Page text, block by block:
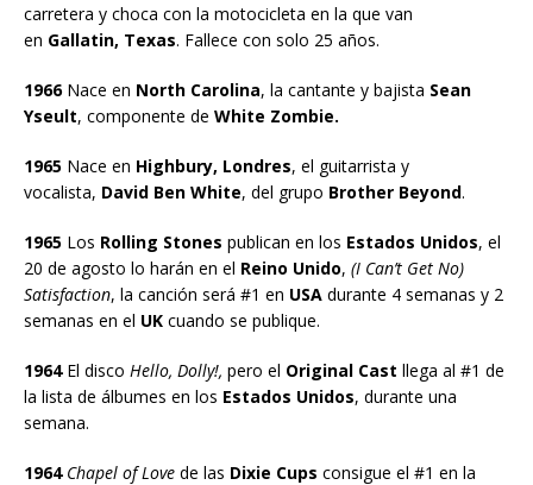
carretera y choca con la motocicleta en la que van
en Gallatin, Texas. Fallece con solo 25 años.
1966Nace en North Carolina, la cantante y bajista Sean
Yseult, componente de White Zombie.
1965 Nace en Highbury, Londres, el guitarrista y
vocalista, David Ben White, del grupo Brother Beyond.
1965 Los Rolling Stones publican en los Estados Unidos, el
20 de agosto lo harán en el Reino Unido, (I Can’t Get No)
Satisfaction, la canción será #1 en USA durante 4 semanas y 2
semanas en el UK cuando se publique.
1964El disco Hello, Dolly!, pero el Original Cast llega al #1 de
la lista de álbumes en los Estados Unidos, durante una
semana.
1964 Chapel of Love de las Dixie Cups consigue el #1 en la